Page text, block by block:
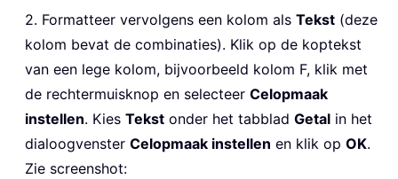
2. Formatteer vervolgens een kolom als Tekst (deze
kolom bevat de combinaties). Klik op de koptekst
van een lege kolom, bijvoorbeeld kolom F, klik met
de rechtermuisknop en selecteer Celopmaak
instellen. Kies Tekst onder het tabblad Getal in het
dialoogvenster Celopmaak instellen en klik op OK.
Zie screenshot: